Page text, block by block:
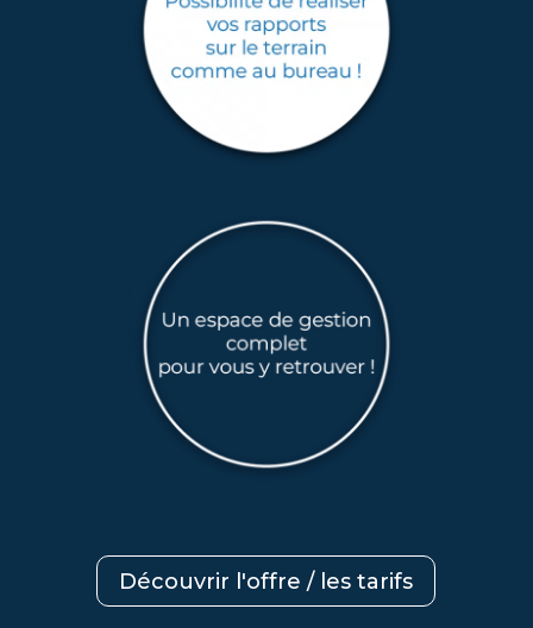
Découvrir l'offre / les tarifs